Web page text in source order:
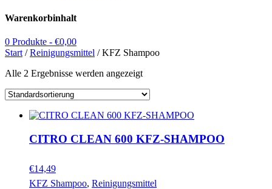
Warenkorbinhalt
0 Produkte - €0,00
Start /Reinigungsmittel / KFZ Shampoo
Alle 2 Ergebnisse werden angezeigt
CITRO CLEAN 600 KFZ-SHAMPOO
€14,49
KFZ Shampoo, Reinigungsmittel